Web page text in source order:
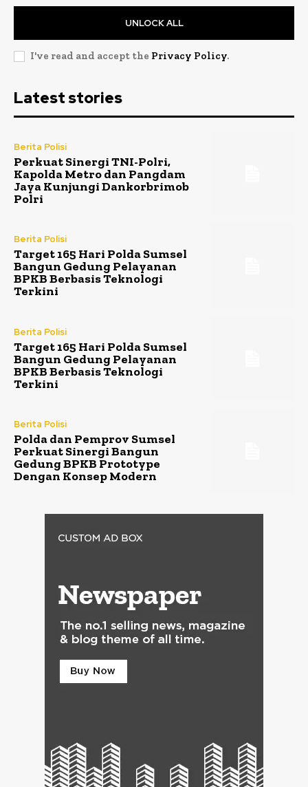
UNLOCK ALL
I've read and accept the Privacy Policy.
Latest stories
Berita Polisi
Perkuat Sinergi TNI-Polri,
Kapolda Metro dan Pangdam
Jaya Kunjungi Dankorbrimob
Polri
Berita Polisi
Target 165 Hari Polda Sumsel
Bangun Gedung Pelayanan
BPKB Berbasis Teknologi
Terkini
Berita Polisi
Target 165 Hari Polda Sumsel
Bangun Gedung Pelayanan
BPKB Berbasis Teknologi
Terkini
Berita Polisi
Polda dan Pemprov Sumsel
Perkuat Sinergi Bangun
Gedung BPKB Prototype
Dengan Konsep Modern